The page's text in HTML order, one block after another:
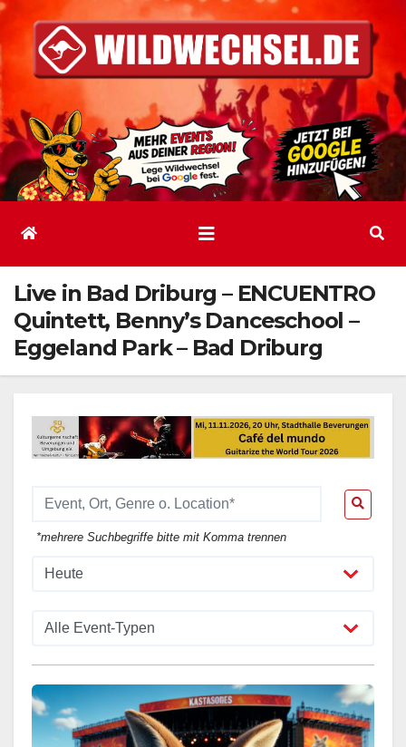
Inhalt
springen
Live in Bad Driburg – ENCUENTRO
Quintett, Benny’s Danceschool –
Eggeland Park – Bad Driburg
*mehrere Suchbegriffe bitte mit Komma trennen